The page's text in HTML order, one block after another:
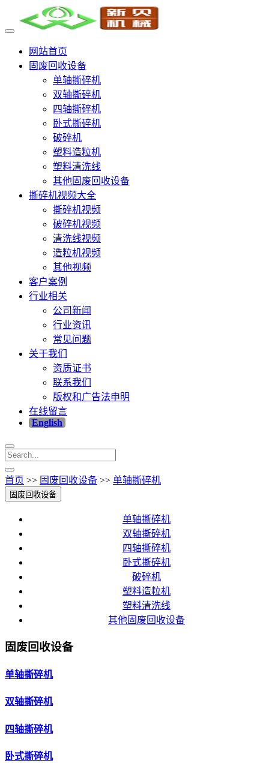
网站首页
固废回收设备
单轴撕碎机
双轴撕碎机
四轴撕碎机
卧式撕碎机
破碎机
塑料造粒机
塑料清洗线
其他固废回收设备
撕碎机视频大全
撕碎机视频
破碎机视频
清洗线视频
造粒机视频
其他视频
客户案例
行业相关
公司新闻
行业资讯
常见问题
关于我们
资质证书
联系我们
版权和广告法申明
在线留言
English
首页 >> 固废回收设备 >> 单轴撕碎机
固废回收设备
单轴撕碎机
双轴撕碎机
四轴撕碎机
卧式撕碎机
破碎机
塑料造粒机
塑料清洗线
其他固废回收设备
固废回收设备
单轴撕碎机
双轴撕碎机
四轴撕碎机
卧式撕碎机